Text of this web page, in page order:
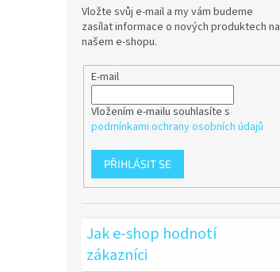
Vložte svůj e-mail a my vám budeme
zasílat informace o nových produktech na
našem e-shopu.
E-mail
Vložením e-mailu souhlasíte s
podmínkami ochrany osobních údajů
PŘIHLÁSIT SE
Jak e-shop hodnotí
zákazníci